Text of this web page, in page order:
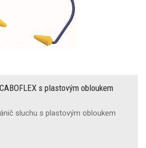
s plastovým obloukem
sluchu s plastovým obloukem